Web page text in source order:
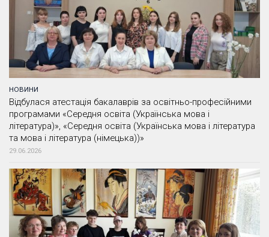
НОВИНИ
Відбулася атестація бакалаврів за освітньо-професійними
програмами «Середня освіта (Українська мова і
література)», «Середня освіта (Українська мова і література
та мова і література (німецька))»
29.06.2026